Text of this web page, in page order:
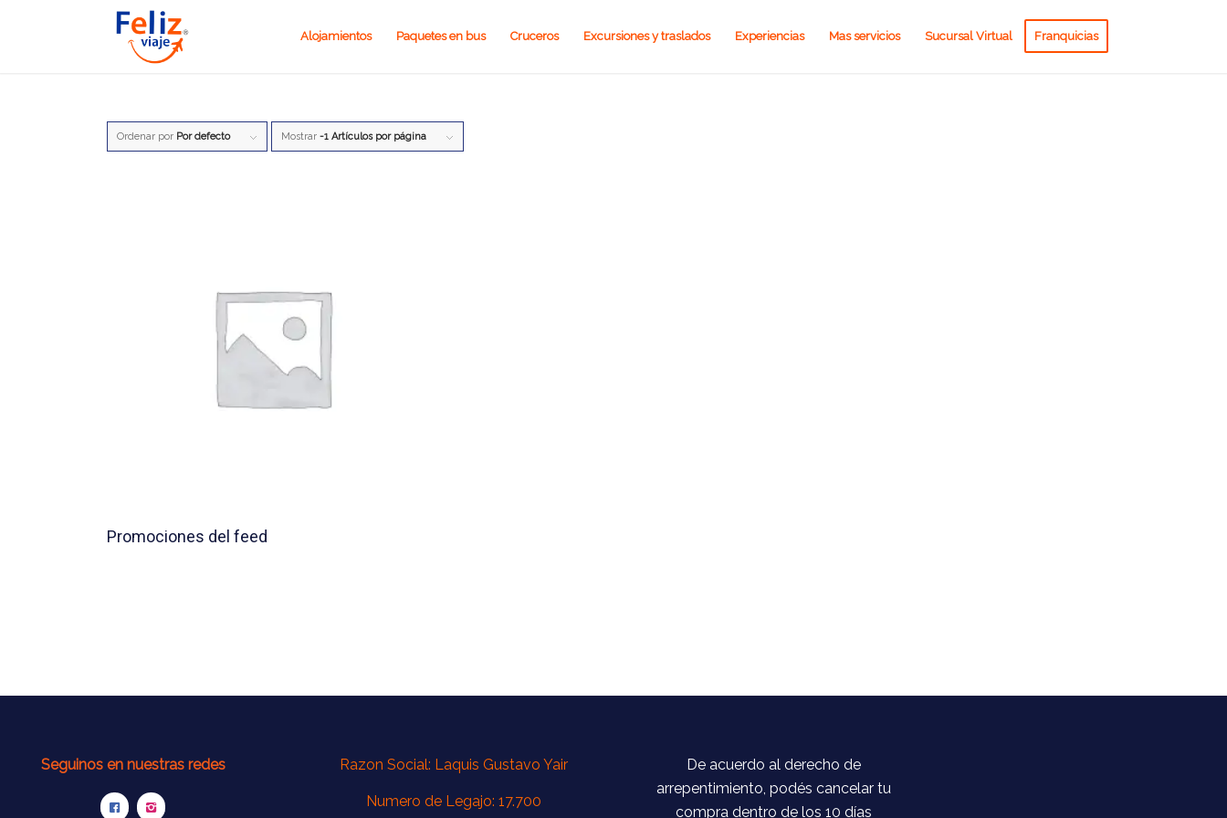
Alojamientos Paquetes en bus Cruceros Excursiones y traslados Experiencias Mas servicios Sucursal Virtual Franquicias
Ordenar por Por defecto Mostrar-1 Artículos por página
Promociones del feed
Seguinos en nuestras redes Razon Social: Laquis Gustavo Yair
Numero de Legajo: 17.700
De acuerdo al derecho de
arrepentimiento, podés cancelar tu
compra dentro de los 10 días